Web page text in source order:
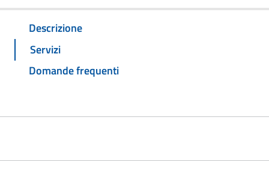
Descrizione
Servizi
Domande frequenti